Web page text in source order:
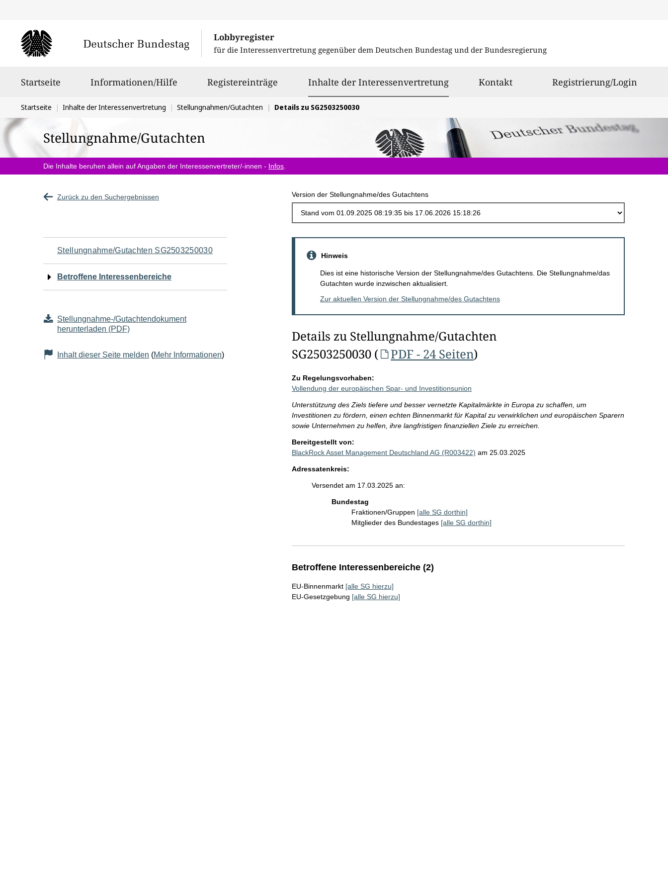
Lobbyregister
für die Interessenvertretung gegenüber dem Deutschen Bundestag und der Bundesregierung
Startseite Informationen/Hilfe Registereinträge Inhalte der Interessenvertretungausgewählt
Kontakt Registrierung/Login
Sie
befinden
sich
hier:
Startseite Inhalte der Interessenvertretung Stellungnahmen/Gutachten Details zu SG2503250030
Stellungnahme/Gutachten
Die Inhalte beruhen allein auf Angaben der Interessenvertreter/-innen - Infos
Zurück zu den Suchergebnissen Version der Stellungnahme/des Gutachtens
Navigation
für
Seiteninhalt
Stellungnahme/Gutachten SG2503250030
Betroffene Interessenbereiche
Stellungnahme-/Gutachtendokument
herunterladen (PDF)
Inhalt dieser Seite melden (Mehr Informationen)
Hinweis
Dies ist eine historische Version der Stellungnahme/des Gutachtens. Die Stellungnahme/das
Gutachten wurde inzwischen aktualisiert.
Zur aktuellen Version der Stellungnahme/des Gutachtens
Details zu Stellungnahme/Gutachten
SG2503250030 (
PDF - 24 Seiten)
Zu Regelungsvorhaben:
Vollendung der europäischen Spar- und Investitionsunion
Unterstützung des Ziels tiefere und besser vernetzte Kapitalmärkte in Europa zu schaffen, um
Investitionen zu fördern, einen echten Binnenmarkt für Kapital zu verwirklichen und europäischen Sparern
sowie Unternehmen zu helfen, ihre langfristigen finanziellen Ziele zu erreichen.
Bereitgestellt von:
BlackRock Asset Management Deutschland AG (R003422) am 25.03.2025
Adressatenkreis:
Versendet am 17.03.2025 an:
Bundestag
Fraktionen/Gruppen [alle SG dorthin]
Mitglieder des Bundestages [alle SG dorthin]
Betroffene Interessenbereiche (2)
EU-Binnenmarkt [alle SG hierzu]
EU-Gesetzgebung [alle SG hierzu]